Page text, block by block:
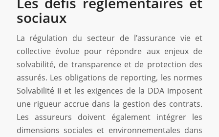
sociaux
La régulation du secteur de l’assurance vie et
collective évolue pour répondre aux enjeux de
solvabilité, de transparence et de protection des
assurés. Les obligations de reporting, les normes
Solvabilité II et les exigences de la DDA imposent
une rigueur accrue dans la gestion des contrats.
Les assureurs doivent également intégrer les
dimensions sociales et environnementales dans